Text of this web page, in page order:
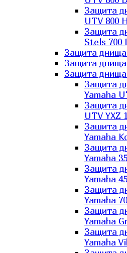
Защита
UTV 800 H
Защита
Stels 700
Защита днища
Защита днища
Защита днища
Защита
Yamaha
Защита
UTV YXZ
Зашита
Yamaha
Защита
Yamaha
Защита
Yamaha
Защита
Yamaha
Защита
Yamaha
Защита
Yamaha